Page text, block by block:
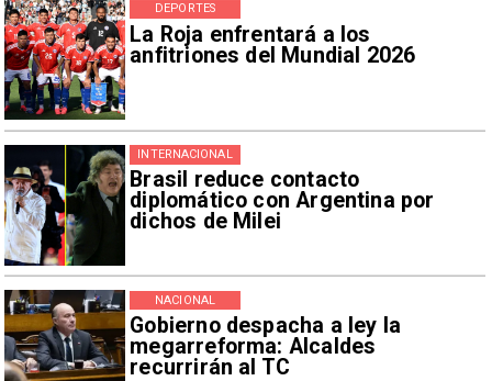
La Roja enfrentará a los
anfitriones del Mundial 2026
DEPORTES
Brasil reduce contacto
diplomático con Argentina por
dichos de Milei
INTERNACIONAL
Gobierno despacha a ley la
megarreforma: Alcaldes
recurrirán al TC
NACIONAL